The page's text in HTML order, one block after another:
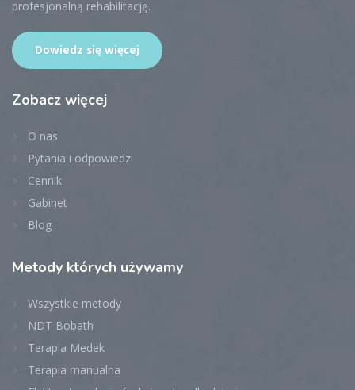
profesjonalną rehabilitację.
Dowiedz się więcej
Zobacz więcej
O nas
Pytania i odpowiedzi
Cennik
Gabinet
Blog
Metody których używamy
Wszystkie metody
NDT Bobath
Terapia Medek
Terapia manualna